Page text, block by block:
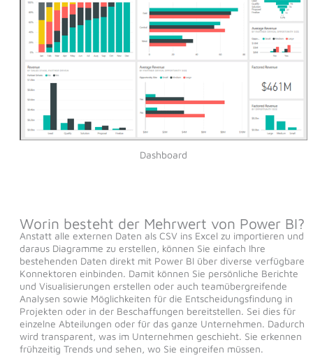
Dashboard
Worin besteht der Mehrwert von Power BI?
Anstatt alle externen Daten als CSV ins Excel zu importieren und
daraus Diagramme zu erstellen, können Sie einfach Ihre
bestehenden Daten direkt mit Power BI über diverse verfügbare
Konnektoren einbinden. Damit können Sie persönliche Berichte
und Visualisierungen erstellen oder auch teamübergreifende
Analysen sowie Möglichkeiten für die Entscheidungsfindung in
Projekten oder in der Beschaffungen bereitstellen. Sei dies für
einzelne Abteilungen oder für das ganze Unternehmen. Dadurch
wird transparent, was im Unternehmen geschieht. Sie erkennen
frühzeitig Trends und sehen, wo Sie eingreifen müssen.